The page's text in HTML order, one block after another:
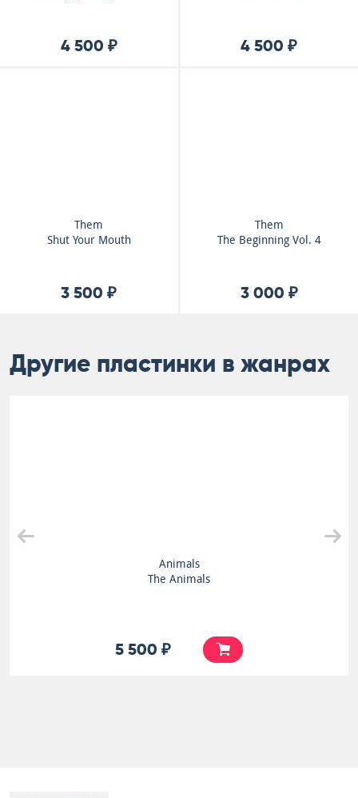
4 500 ₽ 4 500 ₽
Them
Shut Your Mouth
3 500 ₽
Them
The Beginning Vol. 4
3 000 ₽
Другие пластинки в жанрах
Animals
The Animals
5 500 ₽